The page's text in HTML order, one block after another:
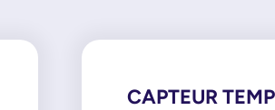
CAPTEUR